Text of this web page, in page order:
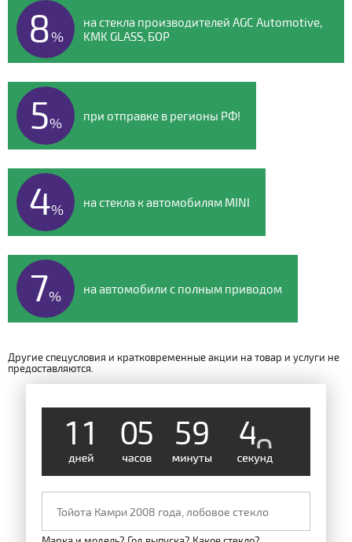
8%
на стекла производителей AGC Automotive,
KMK GLASS, БОР
5% при отправке в регионы РФ!
4% на стекла к автомобилям MINI
7% на автомобили с полным приводом
Другие спецусловия и кратковременные акции на товар и услуги не
предоставляются.
1 1 05 59 48